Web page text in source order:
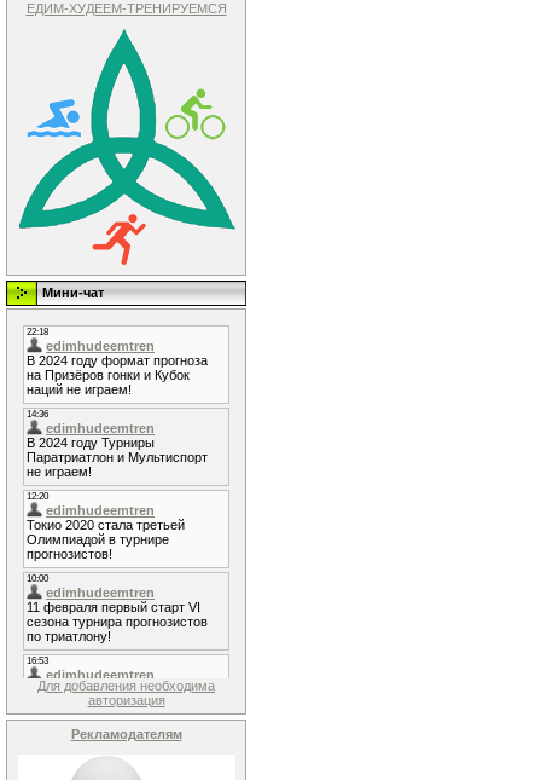
ЕДИМ-ХУДЕЕМ-ТРЕНИРУЕМСЯ
Мини-чат
Для добавления необходима
авторизация
Рекламодателям